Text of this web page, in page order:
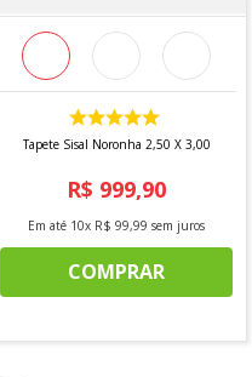
Tapete Sisal Noronha 2,50 X 3,00
R$ 999,90
Em até 10x R$ 99,99 sem juros
COMPRAR